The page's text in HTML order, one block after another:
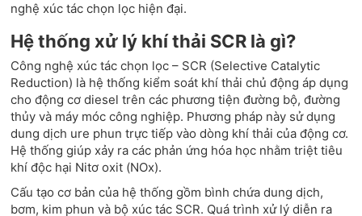
nghệ xúc tác chọn lọc hiện đại.
Hệ thống xử lý khí thải SCR là gì?
Công nghệ xúc tác chọn lọc – SCR (Selective Catalytic
Reduction) là hệ thống kiểm soát khí thải chủ động áp dụng
cho động cơ diesel trên các phương tiện đường bộ, đường
thủy và máy móc công nghiệp. Phương pháp này sử dụng
dung dịch ure phun trực tiếp vào dòng khí thải của động cơ.
Hệ thống giúp xảy ra các phản ứng hóa học nhằm triệt tiêu
khí độc hại Nitơ oxit (NOx).
Cấu tạo cơ bản của hệ thống gồm bình chứa dung dịch,
bơm, kim phun và bộ xúc tác SCR. Quá trình xử lý diễn ra